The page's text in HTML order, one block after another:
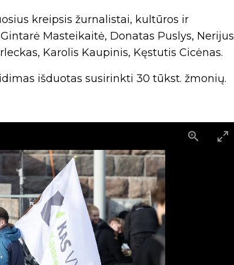
kreipsis žurnalistai, kultūros ir
Masteikaitė, Donatas Puslys, Nerijus
Karolis Kaupinis, Kęstutis Cicėnas.
išduotas susirinkti 30 tūkst. žmonių.